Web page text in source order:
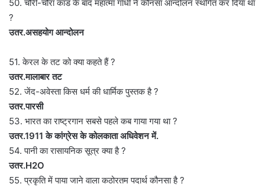
50. चौरी-चौरा कांड के बाद महात्मा गाँधी ने कौनसा आन्दोलन स्थगित कर दिया था
?
उतर.असहयोग आन्दोलन
51. केरल के तट को क्या कहते हैं ?
उतर.मालाबार तट
52. जेंद-अवेस्ता किस धर्म की धार्मिक पुस्तक है ?
उतर.पारसी
53. भारत का राष्ट्रगान सबसे पहले कब गाया गया था ?
उतर.1911 के कांग्रेस के कोलकाता अधिवेशन में.
54. पानी का रासायनिक सूत्र क्या है ?
उतर.H2O
55. प्रकृति में पाया जाने वाला कठोरतम पदार्थ कौनसा है ?